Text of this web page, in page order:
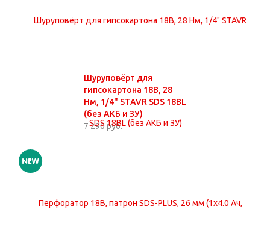
Шуруповёрт для
гипсокартона 18В, 28
Нм, 1/4" STAVR SDS 18BL
(без АКБ и ЗУ)
7 290 руб.